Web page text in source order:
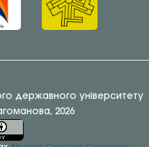
державного університету
2026